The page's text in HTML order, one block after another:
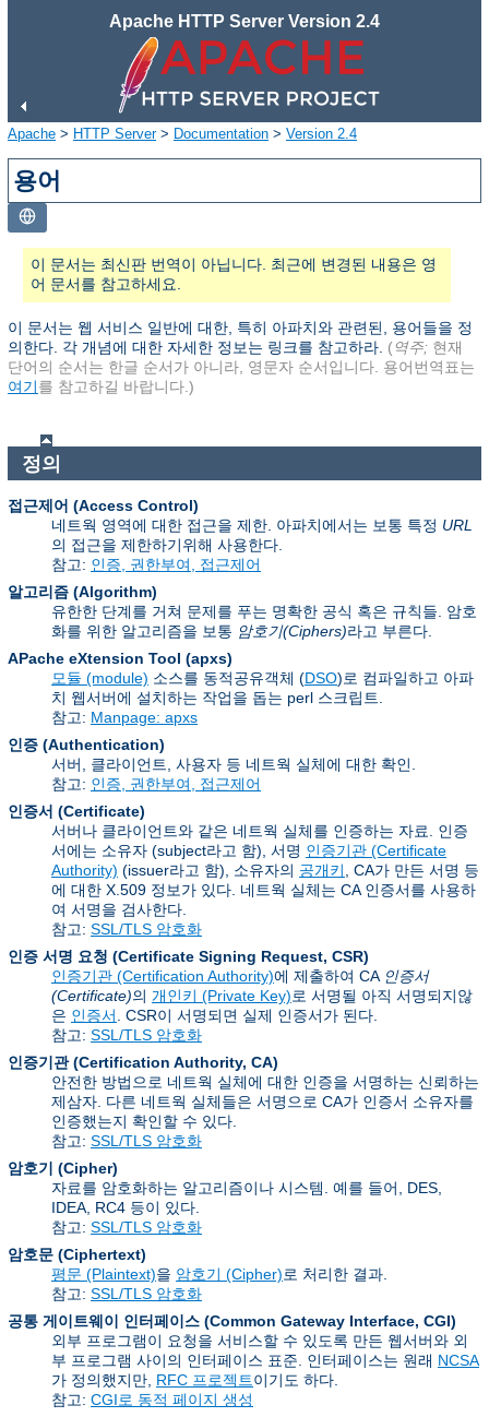
Apache HTTP Server Version 2.4
Apache > HTTP Server> Documentation > Version 2.4
용어
이 문서는 최신판 번역이 아닙니다. 최근에 변경된 내용은 영
어 문서를 참고하세요.
이 문서는 웹 서비스 일반에 대한, 특히 아파치와 관련된, 용어들을 정
의한다. 각 개념에 대한 자세한 정보는 링크를 참고하라. (역주; 현재
단어의 순서는 한글 순서가 아니라, 영문자 순서입니다. 용어번역표는
여기를 참고하길 바랍니다.)
정의
접근제어 (Access Control)
네트웍 영역에 대한 접근을 제한. 아파치에서는 보통 특정 URL
의 접근을 제한하기위해 사용한다.
참고: 인증, 권한부여, 접근제어
알고리즘 (Algorithm)
유한한 단계를 거쳐 문제를 푸는 명확한 공식 혹은 규칙들. 암호
화를 위한 알고리즘을 보통 암호기(Ciphers)라고 부른다.
APache eXtension Tool (apxs)
모듈 (module) 소스를 동적공유객체 (DSO)로 컴파일하고 아파
치 웹서버에 설치하는 작업을 돕는 perl 스크립트.
참고: Manpage: apxs
인증 (Authentication)
서버, 클라이언트, 사용자 등 네트웍 실체에 대한 확인.
참고: 인증, 권한부여, 접근제어
인증서 (Certificate)
서버나 클라이언트와 같은 네트웍 실체를 인증하는 자료. 인증
서에는 소유자 (subject라고 함), 서명 인증기관 (Certificate
Authority) (issuer라고 함), 소유자의 공개키
, CA가 만든 서명 등
에 대한 X.509 정보가 있다. 네트웍 실체는 CA 인증서를 사용하
여 서명을 검사한다.
참고: SSL/TLS 암호화
인증 서명 요청 (Certificate Signing Request, CSR)
인증기관 (Certification Authority)에 제출하여 CA 인증서
(Certificate)의 개인키 (Private Key)로 서명될 아직 서명되지않
은 인증서
. CSR이 서명되면 실제 인증서가 된다.
참고: SSL/TLS 암호화
인증기관 (Certification Authority, CA)
안전한 방법으로 네트웍 실체에 대한 인증을 서명하는 신뢰하는
제삼자. 다른 네트웍 실체들은 서명으로 CA가 인증서 소유자를
인증했는지 확인할 수 있다.
참고: SSL/TLS 암호화
암호기 (Cipher)
자료를 암호화하는 알고리즘이나 시스템. 예를 들어, DES,
IDEA, RC4 등이 있다.
참고: SSL/TLS 암호화
암호문 (Ciphertext)
평문 (Plaintext)을 암호기 (Cipher)로 처리한 결과.
참고: SSL/TLS 암호화
공통 게이트웨이 인터페이스 (Common Gateway Interface, CGI)
외부 프로그램이 요청을 서비스할 수 있도록 만든 웹서버와 외
부 프로그램 사이의 인터페이스 표준. 인터페이스는 원래 NCSA
가 정의했지만, RFC 프로젝트이기도 하다.
참고: CGI로 동적 페이지 생성